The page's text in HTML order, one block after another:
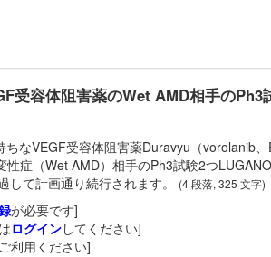
受容体阻害薬のWet AMD相手のPh3
なVEGF受容体阻害薬Duravyu（vorolanib、
性症（Wet AMD）相手のPh3試験2つ
して計画通り続行されます。
(4 段落, 325 文字)
が必要です]
ログインしてください]
利用ください]